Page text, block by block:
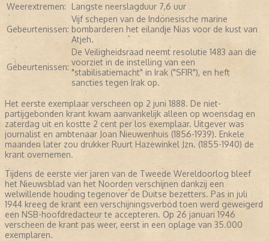
Weerextremen: Langste neerslagduur 7,6 uur
Gebeurtenissen:
Vijf schepen van de Indonesische marine
bombarderen het eilandje Nias voor de kust van
Atjeh.
Gebeurtenissen:
De Veiligheidsraad neemt resolutie 1483 aan die
voorziet in de instelling van een
"stabilisatiemacht" in Irak ("SFIR"), en heft
sancties tegen Irak op.
Het eerste exemplaar verscheen op 2 juni 1888. De niet-
partijgebonden krant kwam aanvankelijk alleen op woensdag en
zaterdag uit en kostte 2 cent per los exemplaar. Uitgever was
journalist en ambtenaar Joan Nieuwenhuis (1856-1939). Enkele
maanden later zou drukker Ruurt Hazewinkel Jzn. (1855-1940) de
krant overnemen.
Tijdens de eerste vier jaren van de Tweede Wereldoorlog bleef
het Nieuwsblad van het Noorden verschijnen dankzij een
welwillende houding tegenover de Duitse bezetters. Pas in juli
1944 kreeg de krant een verschijningsverbod toen werd geweigerd
een NSB-hoofdredacteur te accepteren. Op 26 januari 1946
verscheen de krant pas weer, eerst in een oplage van 35.000
exemplaren.